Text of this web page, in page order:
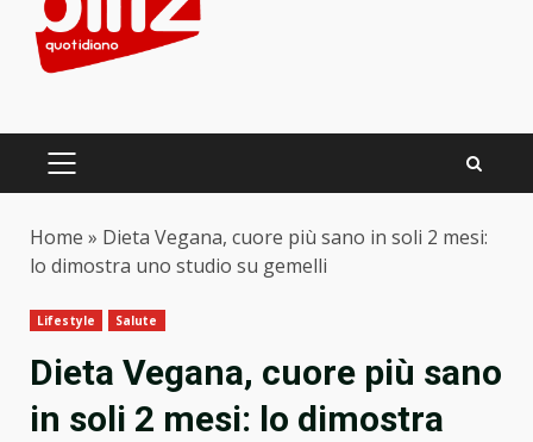
PRIMARY
Home » Dieta Vegana, cuore più sano in soli 2 mesi:
lo dimostra uno studio su gemelli
Lifestyle Salute
Dieta Vegana, cuore più sano
in soli 2 mesi: lo dimostra